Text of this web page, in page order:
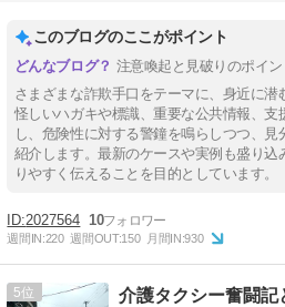
このブログのここがポイント
注意喚起と見破りのポイ
さまざまな詐欺手口をテーマに、身近に潜
怪しいハガキや標識、重要な公共情報、支
し、危険性に対する警鐘を鳴らしつつ、
紹介します。最新のケースや実例も盛り
りやすく伝えることを目的としています。
2027564 10
週間IN:220 週間OUT:150 月間IN:930
5 介護タクシー奮闘記